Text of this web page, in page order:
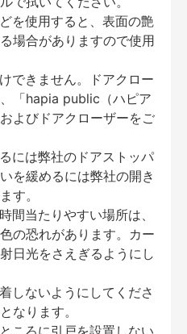
を使用すると、表面の艶
場合がありますので使用
できません。ドアクロー
「hapia public（ハピア
よびドアクローザーをご
には弊社のドアストッパ
を緩めるには弊社の開き
す。
間当たりやすい場所は、
の恐れがあります。カー
日光をさえぎるようにし
しないようにしてくださ
なります。